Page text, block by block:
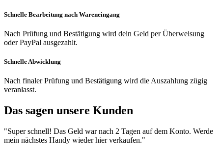
Schnelle Bearbeitung nach Wareneingang
Nach Prüfung und Bestätigung wird dein Geld per Überweisung
oder PayPal ausgezahlt.
Schnelle Abwicklung
Nach finaler Prüfung und Bestätigung wird die Auszahlung zügig
veranlasst.
Das sagen unsere Kunden
"Super schnell! Das Geld war nach 2 Tagen auf dem Konto. Werde
mein nächstes Handy wieder hier verkaufen."